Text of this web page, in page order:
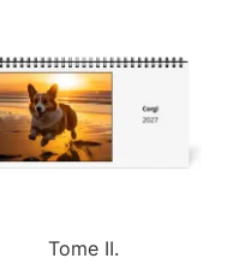
Tome II.